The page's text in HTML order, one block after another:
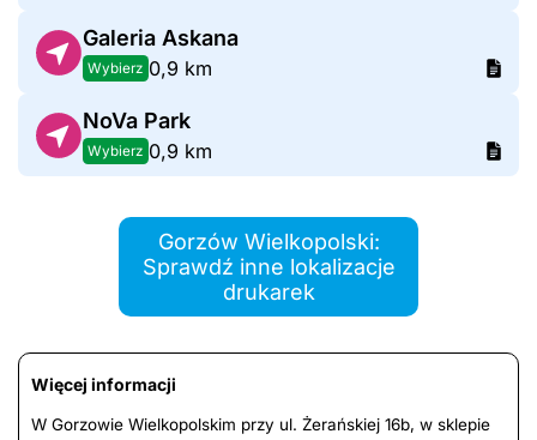
Galeria Askana
Wybierz 0,9 km
NoVa Park
Wybierz 0,9 km
Gorzów Wielkopolski:
Sprawdź inne lokalizacje
drukarek
Więcej informacji
W Gorzowie Wielkopolskim przy ul. Żerańskiej 16b, w sklepie